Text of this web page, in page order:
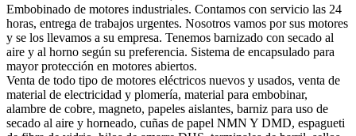
Embobinado de motores industriales. Contamos con servicio las 24
horas, entrega de trabajos urgentes. Nosotros vamos por sus motores
y se los llevamos a su empresa. Tenemos barnizado con secado al
aire y al horno según su preferencia. Sistema de encapsulado para
mayor protección en motores abiertos.
Venta de todo tipo de motores eléctricos nuevos y usados, venta de
material de electricidad y plomería, material para embobinar,
alambre de cobre, magneto, papeles aislantes, barniz para uso de
secado al aire y horneado, cuñas de papel NMN Y DMD, espagueti